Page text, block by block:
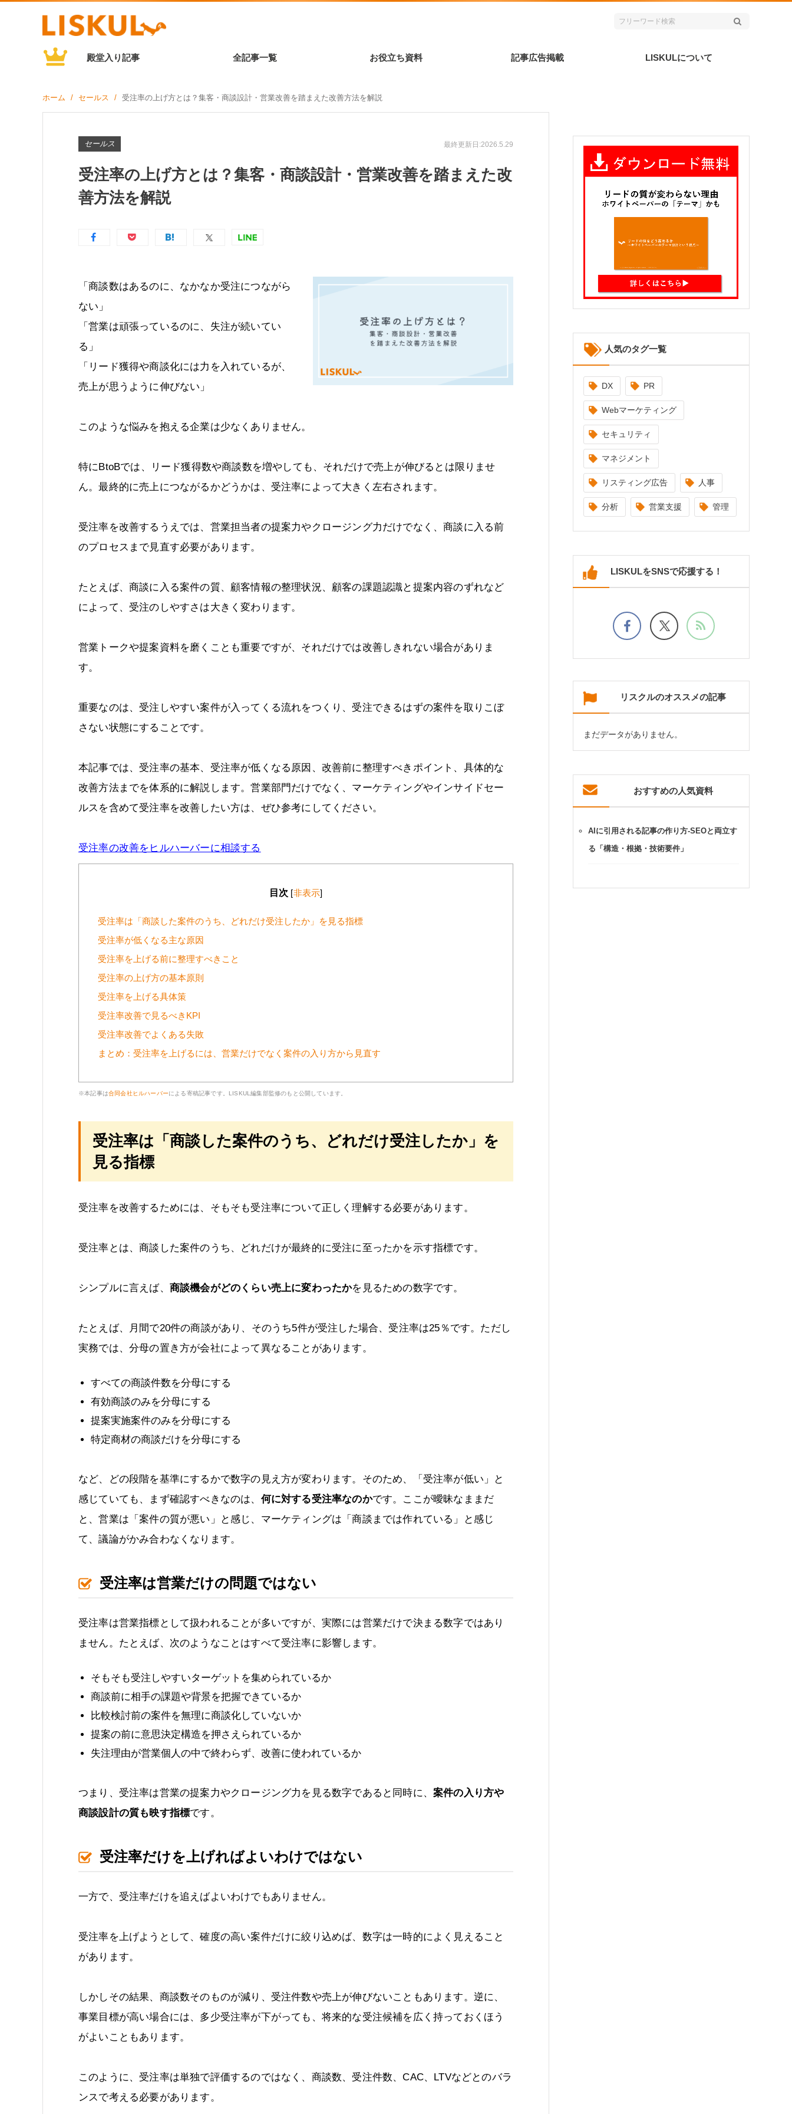
殿堂入り記事 全記事一覧 お役立ち資料 記事広告掲載 LISKULについて
ホーム セールス 受注率の上げ方とは？集客・商談設計・営業改善を踏まえた改善方法を解説
セールス 最終更新日:2026.5.29
受注率の上げ方とは？集客・商談設計・営業改善を踏まえた改
善方法を解説
「商談数はあるのに、なかなか受注につながら
ない」
「営業は頑張っているのに、失注が続いてい
る」
「リード獲得や商談化には力を入れているが、
売上が思うように伸びない」
このような悩みを抱える企業は少なくありません。
特にBtoBでは、リード獲得数や商談数を増やしても、それだけで売上が伸びるとは限りませ
ん。最終的に売上につながるかどうかは、受注率によって大きく左右されます。
受注率を改善するうえでは、営業担当者の提案力やクロージング力だけでなく、商談に入る前
のプロセスまで見直す必要があります。
たとえば、商談に入る案件の質、顧客情報の整理状況、顧客の課題認識と提案内容のずれなど
によって、受注のしやすさは大きく変わります。
営業トークや提案資料を磨くことも重要ですが、それだけでは改善しきれない場合がありま
す。
重要なのは、受注しやすい案件が入ってくる流れをつくり、受注できるはずの案件を取りこぼ
さない状態にすることです。
本記事では、受注率の基本、受注率が低くなる原因、改善前に整理すべきポイント、具体的な
改善方法までを体系的に解説します。営業部門だけでなく、マーケティングやインサイドセー
ルスを含めて受注率を改善したい方は、ぜひ参考にしてください。
受注率の改善をヒルハーバーに相談する
目次 [非表示]
受注率は「商談した案件のうち、どれだけ受注したか」を見る指標
受注率が低くなる主な原因
受注率を上げる前に整理すべきこと
受注率の上げ方の基本原則
受注率を上げる具体策
受注率改善で見るべきKPI
受注率改善でよくある失敗
まとめ：受注率を上げるには、営業だけでなく案件の入り方から見直す
※本記事は合同会社ヒルハーバーによる寄稿記事です。LISKUL編集部監修のもと公開しています。
受注率は「商談した案件のうち、どれだけ受注したか」を
見る指標
受注率を改善するためには、そもそも受注率について正しく理解する必要があります。
受注率とは、商談した案件のうち、どれだけが最終的に受注に至ったかを示す指標です。
シンプルに言えば、 商談機会がどのくらい売上に変わったかを見るための数字です。
たとえば、月間で20件の商談があり、そのうち5件が受注した場合、受注率は25％です。ただし
実務では、分母の置き方が会社によって異なることがあります。
すべての商談件数を分母にする
有効商談のみを分母にする
提案実施案件のみを分母にする
特定商材の商談だけを分母にする
など、どの段階を基準にするかで数字の見え方が変わります。そのため、「受注率が低い」と
感じていても、まず確認すべきなのは、 何に対する受注率なのかです。ここが曖昧なままだ
と、営業は「案件の質が悪い」と感じ、マーケティングは「商談までは作れている」と感じ
て、議論がかみ合わなくなります。
受注率は営業だけの問題ではない
受注率は営業指標として扱われることが多いですが、実際には営業だけで決まる数字ではあり
ません。たとえば、次のようなことはすべて受注率に影響します。
そもそも受注しやすいターゲットを集められているか
商談前に相手の課題や背景を把握できているか
比較検討前の案件を無理に商談化していないか
提案の前に意思決定構造を押さえられているか
失注理由が営業個人の中で終わらず、改善に使われているか
つまり、受注率は営業の提案力やクロージング力を見る数字であると同時に、案件の入り方や
商談設計の質も映す指標です。
受注率だけを上げればよいわけではない
一方で、受注率だけを追えばよいわけでもありません。
受注率を上げようとして、確度の高い案件だけに絞り込めば、数字は一時的によく見えること
があります。
しかしその結果、商談数そのものが減り、受注件数や売上が伸びないこともあります。逆に、
事業目標が高い場合には、多少受注率が下がっても、将来的な受注候補を広く持っておくほう
がよいこともあります。
このように、受注率は単独で評価するのではなく、商談数、受注件数、CAC、LTVなどとのバラ
ンスで考える必要があります。
人気のタグ一覧
DX PR
Webマーケティング
セキュリティ
マネジメント
リスティング広告 人事
分析 営業支援 管理
LISKULをSNSで応援する！
リスクルのオススメの記事
まだデータがありません。
おすすめの人気資料
AIに引用される記事の作り方-SEOと両立す
る「構造・根拠・技術要件」